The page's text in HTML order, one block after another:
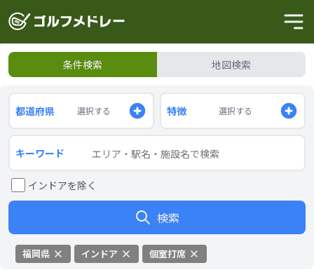
条件検索 地図検索
都道府県 選択する 特徴 選択する
キーワード
インドアを除く
検索
福岡県 インドア 個室打席